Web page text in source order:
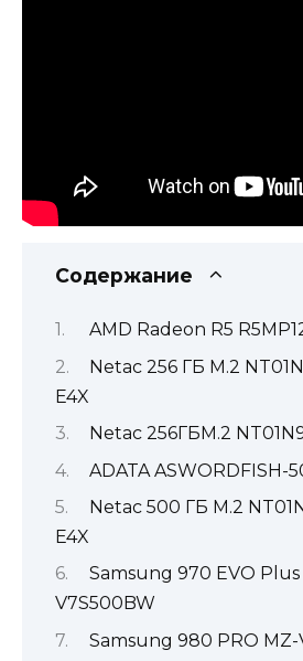
Содержание
AMD Radeon R5
Netac 256 ГБ M.2
E4X
Netac 256ГБM.2
ADATA ASWORDFISH-
Netac 500 ГБ M.2
E4X
Samsung 970 EVO
V7S500BW
Samsung 980 PRO MZ-